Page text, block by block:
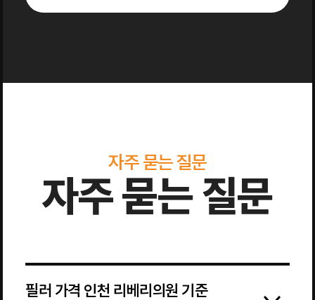
자주 묻는 질문
자주 묻는 질문
필러 가격 인천 리베리의원 기준